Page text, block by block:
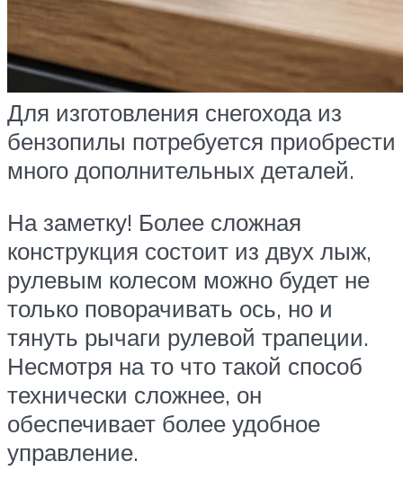
Для изготовления снегохода из
бензопилы потребуется приобрести
много дополнительных деталей.
На заметку! Более сложная
конструкция состоит из двух лыж,
рулевым колесом можно будет не
только поворачивать ось, но и
тянуть рычаги рулевой трапеции.
Несмотря на то что такой способ
технически сложнее, он
обеспечивает более удобное
управление.